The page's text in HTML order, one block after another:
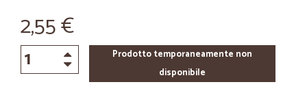
2,55 €
Prodotto temporaneamente non
disponibile